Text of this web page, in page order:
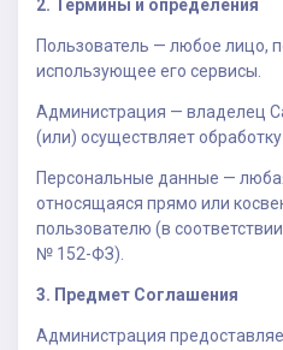
2. Термины и определения
Пользователь — любое лицо,
использующее его сервисы.
Администрация — владелец
(или) осуществляет
Персональные данные —
относящаяся прямо или
пользователю (в
№ 152-ФЗ).
3. Предмет Соглашения
Администрация